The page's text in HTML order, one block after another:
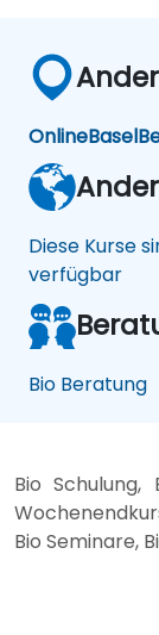
OnlineBasel
Diese Kurse
verfügbar
Bio Beratung
Bio
Bio Seminare,